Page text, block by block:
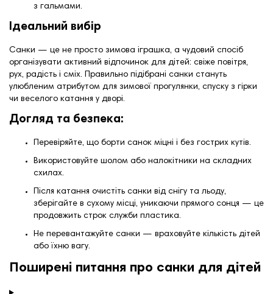
з гальмами.
Ідеальний вибір
Санки — це не просто зимова іграшка, а чудовий спосіб
організувати активний відпочинок для дітей: свіже повітря,
рух, радість і сміх. Правильно підібрані санки стануть
улюбленим атрибутом для зимової прогулянки, спуску з гірки
чи веселого катання у дворі.
Догляд та безпека:
Перевіряйте, що борти санок міцні і без гострих кутів.
Використовуйте шолом або налокітники на складних
схилах.
Після катання очистіть санки від снігу та льоду,
зберігайте в сухому місці, уникаючи прямого сонця — це
продовжить строк служби пластика.
Не перевантажуйте санки — враховуйте кількість дітей
або їхню вагу.
Поширені питання про санки для дітей